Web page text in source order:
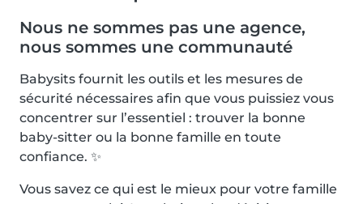
Nous ne sommes pas une agence,
nous sommes une communauté
Babysits fournit les outils et les mesures de
sécurité nécessaires afin que vous puissiez vous
concentrer sur l’essentiel : trouver la bonne
baby-sitter ou la bonne famille en toute
confiance. ✨
Vous savez ce qui est le mieux pour votre famille